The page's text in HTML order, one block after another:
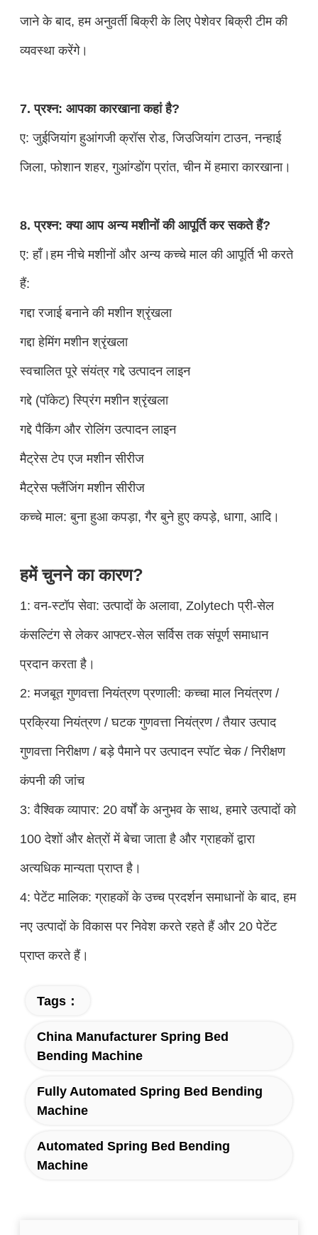
जाने के बाद, हम अनुवर्ती बिक्री के लिए पेशेवर बिक्री टीम की
व्यवस्था करेंगे।
7. प्रश्न: आपका कारखाना कहां है?
ए: जुईजियांग हुआंगजी क्रॉस रोड, जिउजियांग टाउन, नन्हाई
जिला, फोशान शहर, गुआंग्डोंग प्रांत, चीन में हमारा कारखाना।
8. प्रश्न: क्या आप अन्य मशीनों की आपूर्ति कर सकते हैं?
ए: हाँ।हम नीचे मशीनों और अन्य कच्चे माल की आपूर्ति भी करते
हैं:
गद्दा रजाई बनाने की मशीन श्रृंखला
गद्दा हेमिंग मशीन श्रृंखला
स्वचालित पूरे संयंत्र गद्दे उत्पादन लाइन
गद्दे (पॉकेट) स्प्रिंग मशीन श्रृंखला
गद्दे पैकिंग और रोलिंग उत्पादन लाइन
मैट्रेस टेप एज मशीन सीरीज
मैट्रेस फ्लैंजिंग मशीन सीरीज
कच्चे माल: बुना हुआ कपड़ा, गैर बुने हुए कपड़े, धागा, आदि।
हमें चुनने का कारण?
1: वन-स्टॉप सेवा: उत्पादों के अलावा, Zolytech प्री-सेल
कंसल्टिंग से लेकर आफ्टर-सेल सर्विस तक संपूर्ण समाधान
प्रदान करता है।
2: मजबूत गुणवत्ता नियंत्रण प्रणाली: कच्चा माल नियंत्रण /
प्रक्रिया नियंत्रण / घटक गुणवत्ता नियंत्रण / तैयार उत्पाद
गुणवत्ता निरीक्षण / बड़े पैमाने पर उत्पादन स्पॉट चेक / निरीक्षण
कंपनी की जांच
3: वैश्विक व्यापार: 20 वर्षों के अनुभव के साथ, हमारे उत्पादों को
100 देशों और क्षेत्रों में बेचा जाता है और ग्राहकों द्वारा
अत्यधिक मान्यता प्राप्त है।
4: पेटेंट मालिक: ग्राहकों के उच्च प्रदर्शन समाधानों के बाद, हम
नए उत्पादों के विकास पर निवेश करते रहते हैं और 20 पेटेंट
प्राप्त करते हैं।
Tags：
China Manufacturer Spring Bed
Bending Machine
Fully Automated Spring Bed Bending
Machine
Automated Spring Bed Bending
Machine